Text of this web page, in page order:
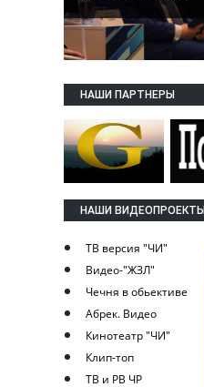
НАШИ ПАРТНЕРЫ
НАШИ ВИДЕОПРОЕКТЫ
ТВ версия "ЧИ"
Видео-"ЖЗЛ"
Чечня в обьективе
Абрек. Видео
Кинотеатр "ЧИ"
Клип-топ
ТВ и РВ ЧР